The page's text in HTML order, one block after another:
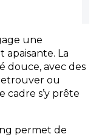
une
apaisante. La
douce, avec des
ou
cadre s’y prête
permet de